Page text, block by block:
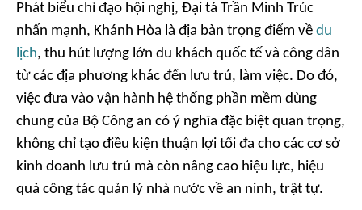
Phát biểu chỉ đạo hội nghị, Đại tá Trần Minh Trúc
nhấn mạnh, Khánh Hòa là địa bàn trọng điểm về du
lịch, thu hút lượng lớn du khách quốc tế và công dân
từ các địa phương khác đến lưu trú, làm việc. Do đó,
việc đưa vào vận hành hệ thống phần mềm dùng
chung của Bộ Công an có ý nghĩa đặc biệt quan trọng,
không chỉ tạo điều kiện thuận lợi tối đa cho các cơ sở
kinh doanh lưu trú mà còn nâng cao hiệu lực, hiệu
quả công tác quản lý nhà nước về an ninh, trật tự.